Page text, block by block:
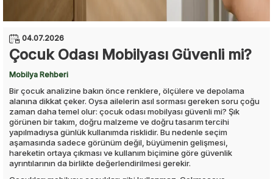
04.07.2026
Çocuk Odası Mobilyası Güvenli mi?
Mobilya Rehberi
Bir çocuk analizine bakın önce renklere, ölçülere ve depolama
alanına dikkat çeker. Oysa ailelerin asıl sorması gereken soru çoğu
zaman daha temel olur: çocuk odası mobilyası güvenli mi? Şık
görünen bir takım, doğru malzeme ve doğru tasarım tercihi
yapılmadıysa günlük kullanımda risklidir. Bu nedenle seçim
aşamasında sadece görünüm değil, büyümenin gelişmesi,
hareketin ortaya çıkması ve kullanım biçimine göre güvenlik
ayrıntılarının da birlikte değerlendirilmesi gerekir.